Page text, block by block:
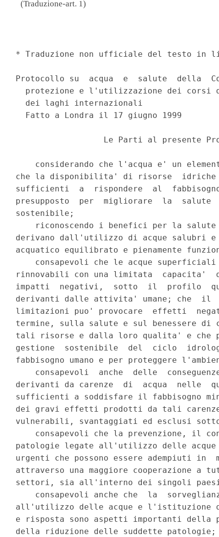
(Traduzione-art. 1)
* Traduzione non ufficiale del testo in
Protocollo su  acqua  e  salute  della
protezione e l'utilizzazione dei corsi
  dei laghi internazionali
  Fatto a Londra il 17 giugno 1999
Le Parti al presente
considerando che l'acqua e' un
che la disponibilita' di risorse
sufficienti  a  rispondere  al
presupposto  per  migliorare  la
sostenibile;
riconoscendo i benefici per la
derivano dall'utilizzo di acque salubri
acquatico equilibrato e pienamente
consapevoli che le acque
rinnovabili con una limitata  capacita'
impatti  negativi,  sotto  il  profilo
derivanti dalle attivita' umane; che  il
limitazioni puo' provocare  effetti
termine, sulla salute e sul benessere di
tali risorse e dalla loro qualita' e che
gestione  sostenibile  del  ciclo
fabbisogno umano e per proteggere
consapevoli  anche  delle
derivanti da carenze  di  acqua  nelle
sufficienti a soddisfare il fabbisogno
dei gravi effetti prodotti da tali
vulnerabili, svantaggiati ed esclusi
consapevoli che la prevenzione, il
patologie legate all'utilizzo delle acque
urgenti che possono essere adempiuti in
attraverso una maggiore
settori, sia all'interno dei singoli
consapevoli anche che  la
all'utilizzo delle acque e l'istituzione
e risposta sono aspetti importanti della
della riduzione delle suddette